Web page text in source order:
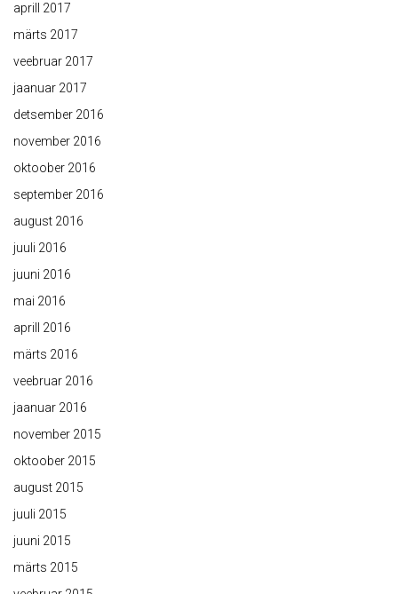
aprill 2017
märts 2017
veebruar 2017
jaanuar 2017
detsember 2016
november 2016
oktoober 2016
september 2016
august 2016
juuli 2016
juuni 2016
mai 2016
aprill 2016
märts 2016
veebruar 2016
jaanuar 2016
november 2015
oktoober 2015
august 2015
juuli 2015
juuni 2015
märts 2015